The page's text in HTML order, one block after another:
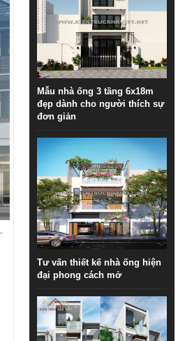
Mẫu nhà ống 3 tầng 6x18m
đẹp dành cho người thích sự
đơn giản
Tư vấn thiết kế nhà ống hiện
đại phong cách mở